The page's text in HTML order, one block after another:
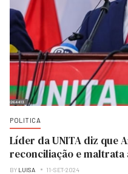
POLITICA
Líder da UNITA diz que
reconciliação e
BY LUISA 11-SET-2024